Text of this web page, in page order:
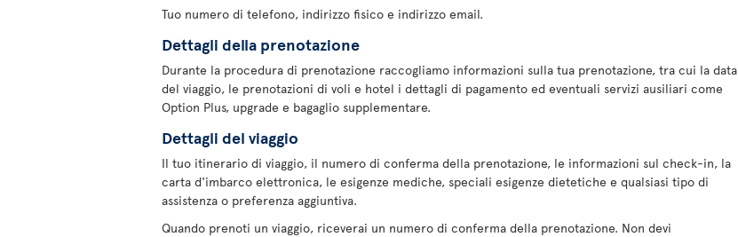
Tuo numero di telefono, indirizzo fisico e indirizzo email.
Dettagli della prenotazione
Durante la procedura di prenotazione raccogliamo informazioni sulla tua prenotazione, tra cui la data
del viaggio, le prenotazioni di voli e hotel i dettagli di pagamento ed eventuali servizi ausiliari come
Option Plus, upgrade e bagaglio supplementare.
Dettagli del viaggio
Il tuo itinerario di viaggio, il numero di conferma della prenotazione, le informazioni sul check-in, la
carta d'imbarco elettronica, le esigenze mediche, speciali esigenze dietetiche e qualsiasi tipo di
assistenza o preferenza aggiuntiva.
Quando prenoti un viaggio, riceverai un numero di conferma della prenotazione. Non devi